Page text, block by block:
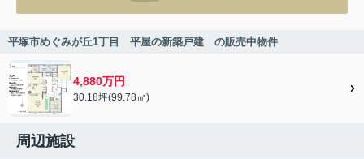
平塚市めぐみが丘1丁目 平屋の新築戸建 の販売中物件
4,880万円
30.18坪(99.78㎡)
周辺施設